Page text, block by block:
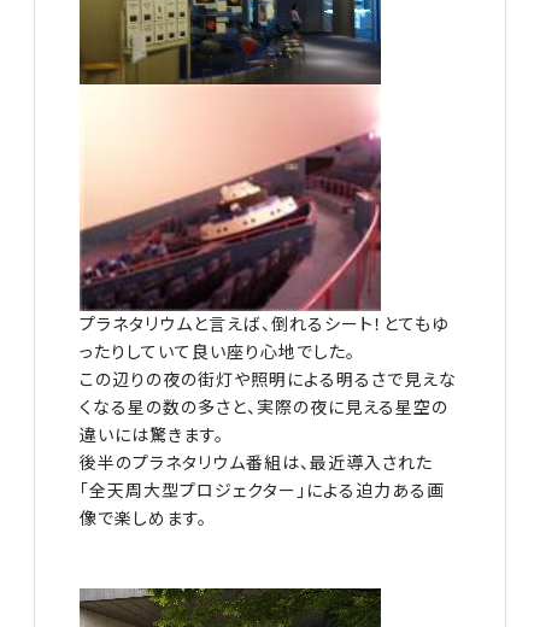
プラネタリウムと言えば、倒れるシート！とてもゆ
ったりしていて良い座り心地でした。
この辺りの夜の街灯や照明による明るさで見えな
くなる星の数の多さと、実際の夜に見える星空の
違いには驚きます。
後半のプラネタリウム番組は、最近導入された
「全天周大型プロジェクター」による迫力ある画
像で楽しめます。